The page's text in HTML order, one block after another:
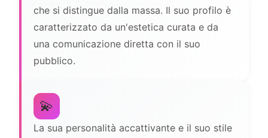
che si distingue dalla massa. Il suo profilo è
caratterizzato da un'estetica curata e da
una comunicazione diretta con il suo
pubblico.
💫
La sua personalità accattivante e il suo stile